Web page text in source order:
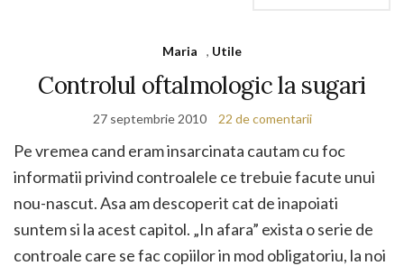
Maria , Utile
Controlul oftalmologic la sugari
27 septembrie 2010 22 de comentarii
Pe vremea cand eram insarcinata cautam cu foc
informatii privind controalele ce trebuie facute unui
nou-nascut. Asa am descoperit cat de inapoiati
suntem si la acest capitol. „In afara” exista o serie de
controale care se fac copiilor in mod obligatoriu, la noi